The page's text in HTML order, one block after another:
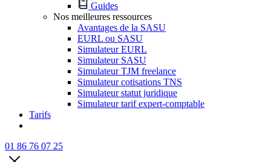
Guides
Nos meilleures ressources
Avantages de la SASU
EURL ou SASU
Simulateur EURL
Simulateur SASU
Simulateur TJM freelance
Simulateur cotisations TNS
Simulateur statut juridique
Simulateur tarif expert-comptable
Tarifs
01 86 76 07 25